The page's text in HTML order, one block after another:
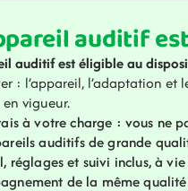
auditif
auditif est éligible au
: l’appareil, l’adaptation et
vigueur.
à votre charge : vous ne
auditifs de grande
réglages et suivi inclus, à
de la même